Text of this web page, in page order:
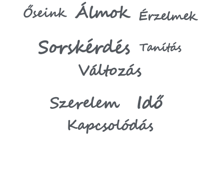
Őseink Álmok Érzelmek
Sorskérdés Tanítás
Változás
Szerelem
Idő
Kapcsolódás